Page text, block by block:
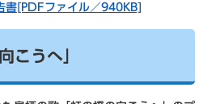
書[PDFファイル／940KB]
こうへ」